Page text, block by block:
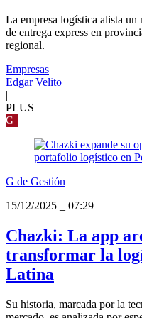
La empresa logística alista
de entrega express en
regional.
Empresas
Edgar Velito
|
PLUS
G
G de Gestión
15/12/2025
07:29
Chazki: La app
transformar la
Latina
Su historia, marcada por la